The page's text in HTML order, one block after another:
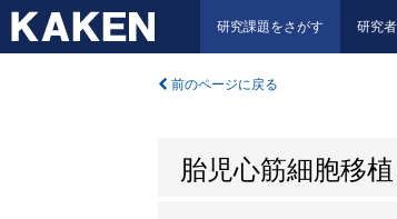
研究課題をさがす 研究
前のページに戻る
胎児心筋細胞移